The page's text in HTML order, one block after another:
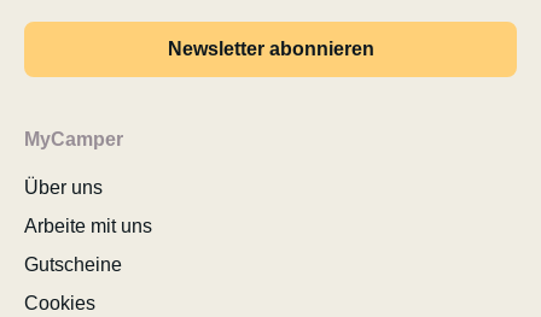
Newsletter abonnieren
MyCamper
Über uns
Arbeite mit uns
Gutscheine
Cookies